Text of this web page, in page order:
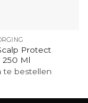
Protect
250 Ml
te bestellen